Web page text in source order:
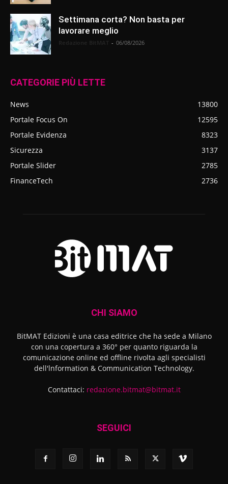
Settimana corta? Non basta per
lavorare meglio
- 06/08/2026
CATEGORIE PIÙ LETTE
News
13800
Portale Focus On
12595
Portale Evidenza
8323
Sicurezza
3137
Portale Slider
2785
FinanceTech
2736
CHI SIAMO
BitMAT Edizioni è una casa editrice che ha sede a Milano
con una copertura a 360° per quanto riguarda la
comunicazione online ed offline rivolta agli specialisti
dell'lnformation & Communication Technology.
Contattaci: redazione.bitmat@bitmat.it
SEGUICI